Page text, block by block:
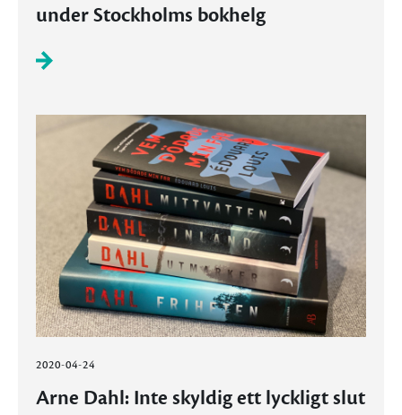
under Stockholms bokhelg
2020-04-24
Arne Dahl: Inte skyldig ett lyckligt slut